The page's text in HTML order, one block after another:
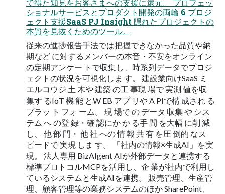
で得た知見をお客さまへの支援に還元。 プロフェッ
ショナルサービスとプロダクト開発の両輪 6 プロジ
ェクト支援SaaS PJ Insight 隠れたプロジェクトの
本質を見抜くためのツール。
従来の進捗報告手法では把握できなかった品質や納
期など に対するメンバーの本音・不安をオンライン
の定期アンケー トで収集し、時系列データでプロジ
ェクトの状況を可視化しま す。 建設業向けSaaS ミ
エルコウジ 土 木や 建築 の工 事現 場で 実測 値を収
集す るIoT 機 能 とW EB アプ リや A PIで構 成され る
プラッ ト フォ ーム。 現 場で の データ 収集 や シス
テム へ の登 録・確 認にか か る手 間 を大幅 に削 減
し、 他 部 門・ 他 社 への 情 報 共 有 を圧 倒的 なス
ピードで 実現 しま す。 「社内の情報×生成AI」を実
現。 法人専用 BizAIgent AIが外部データと連携する
標準プロトコルMCPを活用し、企 業が社内で利用し
ているシステムと生成AIを連携。 販売管理、生産管
理、顧客管理等の業務システムのほか SharePoint、